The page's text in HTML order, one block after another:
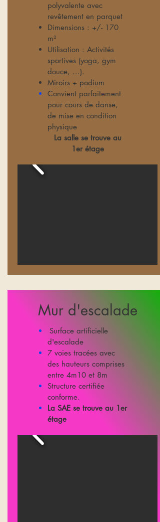
polyvalente avec
revêtement en parquet
Dimensions : +/- 170
m²
Utilisation : Activités
sportives (yoga, gym
douce, ...).
Miroirs + podium
Convient parfaitement
pour cours de danse,
de mise en condition
physique
La salle se trouve au
1er étage
Mur d'escalade
Surface artificielle
d'escalade
7 voies tracées avec
des hauteurs comprises
entre 4m10 et 8m
Structure certifiée
conforme.
La SAE se trouve au 1er
étage